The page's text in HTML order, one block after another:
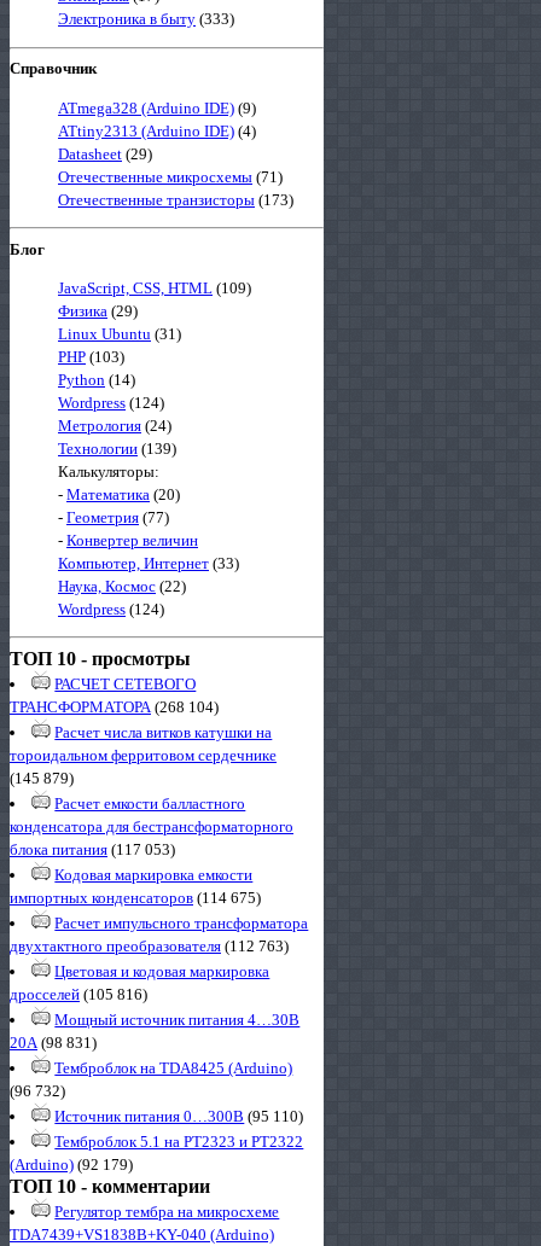
Электроника в быту (333)
Справочник
ATmega328 (Arduino IDE) (9)
ATtiny2313 (Arduino IDE) (4)
Datasheet (29)
Отечественные микросхемы (71)
Отечественные транзисторы (173)
Блог
JavaScript, CSS, HTML (109)
Физика (29)
Linux Ubuntu (31)
PHP (103)
Python (14)
Wordpress (124)
Метрология (24)
Технологии (139)
Калькуляторы:
- Математика (20)
- Геометрия (77)
- Конвертер величин
Компьютер, Интернет (33)
Наука, Космос (22)
Wordpress (124)
ТОП 10 - просмотры
РАСЧЕТ СЕТЕВОГО
ТРАНСФОРМАТОРА(268 104)
Расчет числа витков катушки на
тороидальном ферритовом сердечнике
(145 879)
Расчет емкости балластного
конденсатора для бестрансформаторного
блока питания (117 053)
Кодовая маркировка емкости
импортных конденсаторов (114 675)
Расчет импульсного трансформатора
двухтактного преобразователя (112 763)
Цветовая и кодовая маркировка
дросселей (105 816)
Мощный источник питания 4…30В
20А(98 831)
Темброблок на TDA8425 (Arduino)
(96 732)
Источник питания 0…300В (95 110)
Темброблок 5.1 на PT2323 и PT2322
(Arduino) (92 179)
ТОП 10 - комментарии
Регулятор тембра на микросхеме
TDA7439+VS1838B+KY-040 (Arduino)